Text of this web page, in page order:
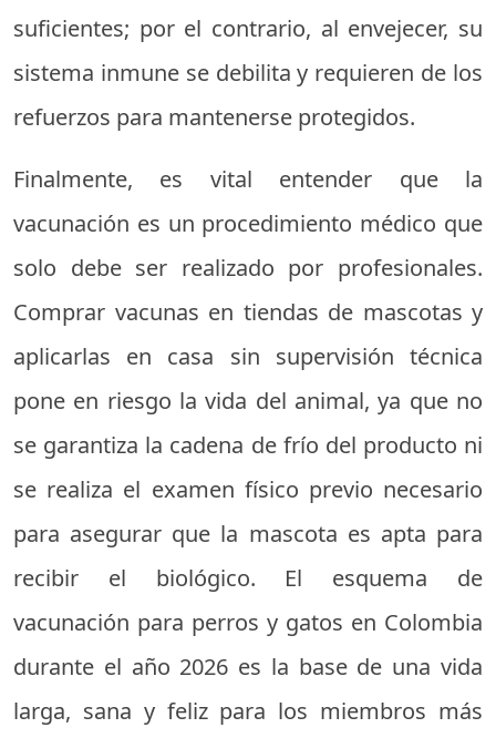
suficientes; por el contrario, al envejecer, su
sistema inmune se debilita y requieren de los
refuerzos para mantenerse protegidos.
Finalmente, es vital entender que la
vacunación es un procedimiento médico que
solo debe ser realizado por profesionales.
Comprar vacunas en tiendas de mascotas y
aplicarlas en casa sin supervisión técnica
pone en riesgo la vida del animal, ya que no
se garantiza la cadena de frío del producto ni
se realiza el examen físico previo necesario
para asegurar que la mascota es apta para
recibir el biológico. El esquema de
vacunación para perros y gatos en Colombia
durante el año 2026 es la base de una vida
larga, sana y feliz para los miembros más